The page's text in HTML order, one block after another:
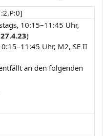
10:15–11:45 Uhr,
27.4.23)
Uhr, M2, SE II
an den folgenden